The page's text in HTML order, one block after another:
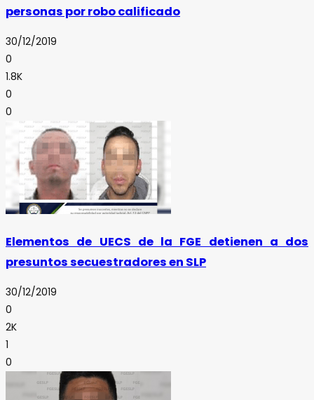
personas por robo calificado
30/12/2019
0
1.8K
0
0
Elementos de UECS de la FGE detienen a dos
presuntos secuestradores en SLP
30/12/2019
0
2K
1
0